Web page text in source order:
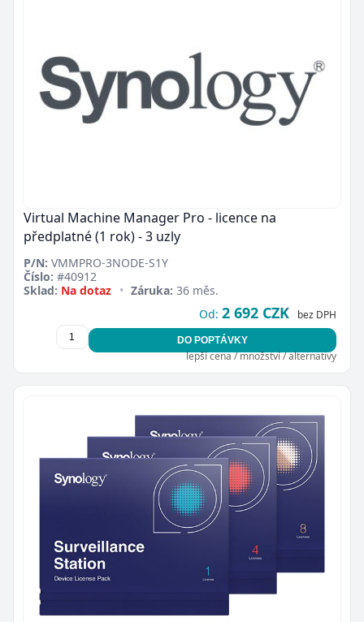
Virtual Machine Manager Pro - licence na
předplatné (1 rok) - 3 uzly
P/N: VMMPRO-3NODE-S1Y
Číslo: #40912
Sklad: Na dotaz • Záruka: 36 měs.
Od: 2 692 CZK bez DPH
DO POPTÁVKY
lepší cena / množství / alternativy